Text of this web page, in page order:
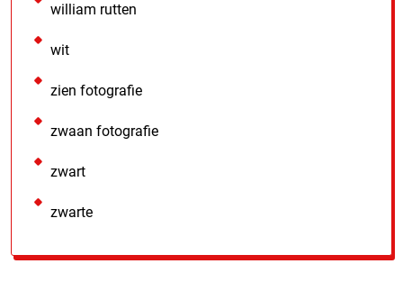
william rutten
wit
zien fotografie
zwaan fotografie
zwart
zwarte